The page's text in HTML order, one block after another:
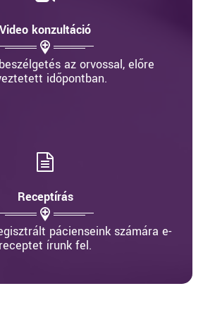
Video konzultáció
az orvossal, előre
időpontban.
Receptírás
pácienseink számára e-
receptet írunk fel.